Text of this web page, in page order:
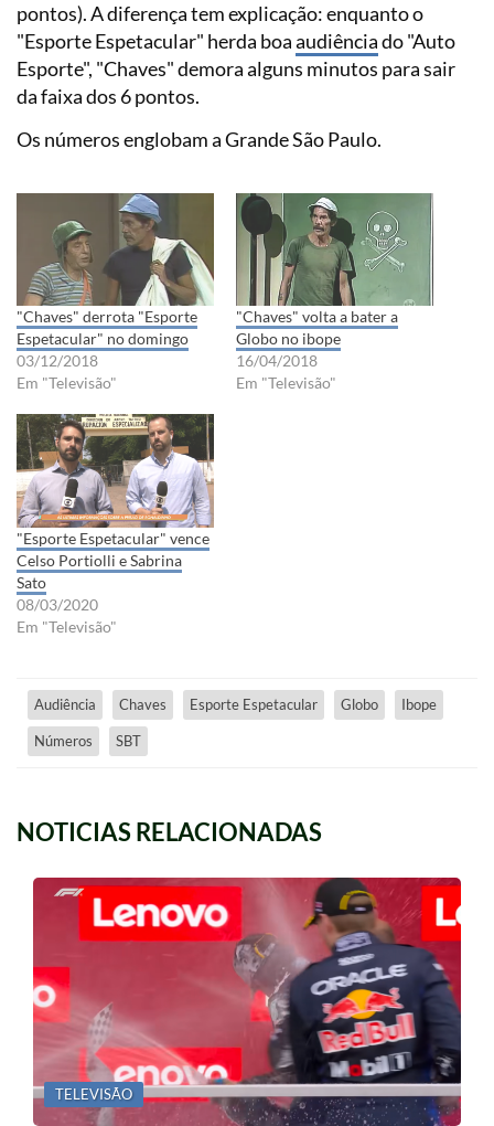
pontos). A diferença tem explicação: enquanto o
"Esporte Espetacular" herda boaaudiênciado "Auto
Esporte", "Chaves" demora alguns minutos para sair
da faixa dos 6 pontos.
Os números englobam a Grande São Paulo.
"Chaves" derrota "Esporte
Espetacular" no domingo
03/12/2018
Em "Televisão"
"Chaves" volta a bater a
Globo no ibope
16/04/2018
Em "Televisão"
"Esporte Espetacular" vence
Celso Portiolli e Sabrina
Sato
08/03/2020
Em "Televisão"
Audiência Chaves Esporte Espetacular Globo Ibope
Números SBT
NOTICIAS RELACIONADAS
TELEVISÃO